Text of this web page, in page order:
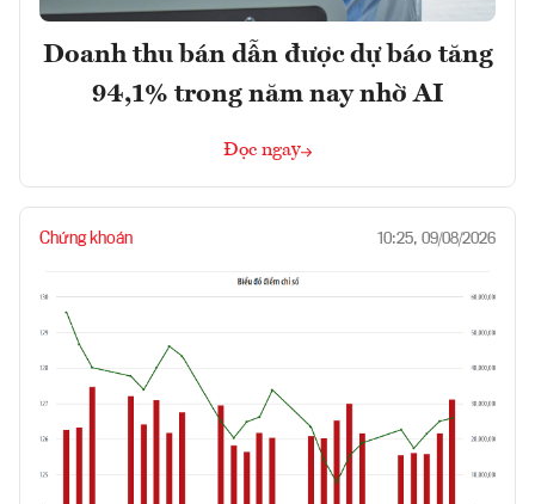
Doanh thu bán dẫn được dự báo tăng
94,1% trong năm nay nhờ AI
Đọc ngay
Chứng khoán 10:25, 09/08/2026